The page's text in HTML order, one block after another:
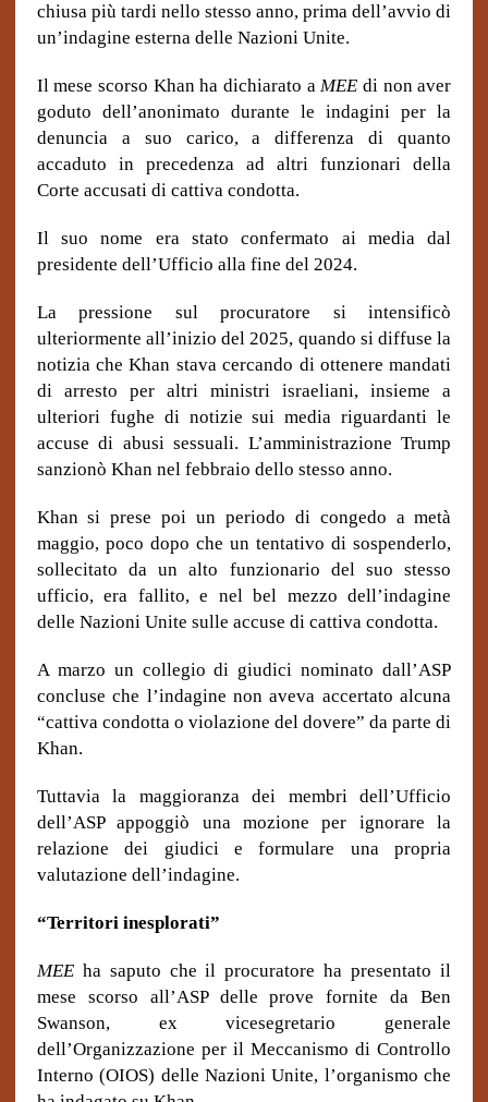
chiusa più tardi nello stesso anno, prima dell’avvio di
un’indagine esterna delle Nazioni Unite.
Il mese scorso Khan ha dichiarato aMEE di non aver
goduto dell’anonimato durante le indagini per la
denuncia a suo carico, a differenza di quanto
accaduto in precedenza ad altri funzionari della
Corte accusati di cattiva condotta.
Il suo nome era stato confermato ai media dal
presidente dell’Ufficio alla fine del 2024.
La pressione sul procuratore si intensificò
ulteriormente all’inizio del 2025, quando si diffuse la
notizia che Khan stava cercando di ottenere mandati
di arresto per altri ministri israeliani, insieme a
ulteriori fughe di notizie sui media riguardanti le
accuse di abusi sessuali. L’amministrazione Trump
sanzionò Khan nel febbraio dello stesso anno.
Khan si prese poi un periodo di congedo a metà
maggio, poco dopo che un tentativo di sospenderlo,
sollecitato da un alto funzionario del suo stesso
ufficio, era fallito, e nel bel mezzo dell’indagine
delle Nazioni Unite sulle accuse di cattiva condotta.
A marzo un collegio di giudici nominato dall’ASP
concluse che l’indagine non aveva accertato alcuna
“cattiva condotta o violazione del dovere” da parte di
Khan.
Tuttavia la maggioranza dei membri dell’Ufficio
dell’ASP appoggiò una mozione per ignorare la
relazione dei giudici e formulare una propria
valutazione dell’indagine.
“Territori inesplorati”
MEEha saputo che il procuratore ha presentato il
mese scorso all’ASP delle prove fornite da Ben
Swanson, ex vicesegretario generale
dell’Organizzazione per il Meccanismo di Controllo
Interno (OIOS) delle Nazioni Unite, l’organismo che